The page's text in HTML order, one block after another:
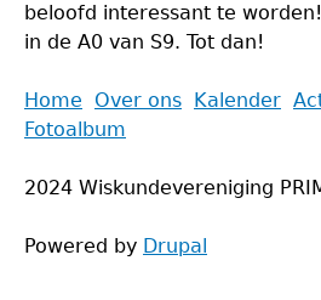
beloofd interessant te
in de A0 van S9. Tot dan!
Back
to
Main
menu
Home Over ons Kalender
Fotoalbum
2024 Wiskundevereniging
Powered by Drupal